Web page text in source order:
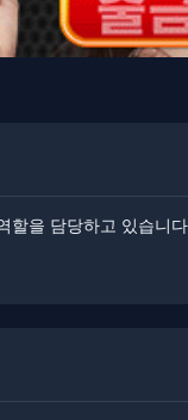
을 담당하고 있습니